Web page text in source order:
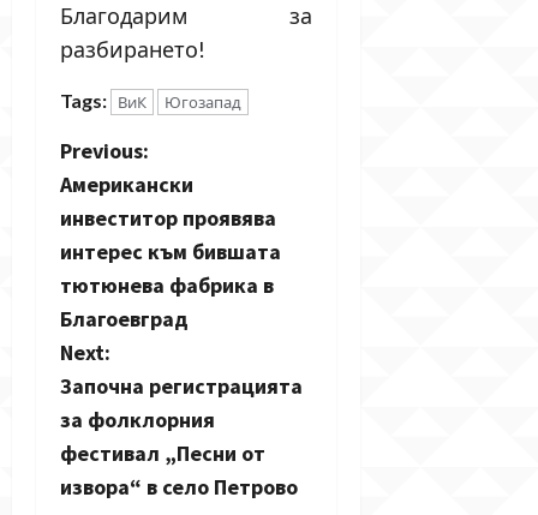
Благодарим за
разбирането!
Tags: ВиК Югозапад
P
o
s
t
n
a
v
Previous:
Американски
инвеститор проявява
интерес към бившата
тютюнева фабрика в
Благоевград
Next:
Започна регистрацията
за фолклорния
фестивал „Песни от
извора“ в село Петрово